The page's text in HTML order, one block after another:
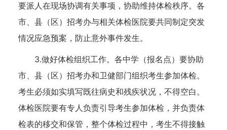
要派人在现场协调有关事项，协助维持体检秩序。各
市、县（区）招考办与相关体检医院要共同制定突发
情况应急预案，防止意外事件发生。
3.做好体检组织工作。各中学（报名点）要协助
市、县（区）招考办和卫健部门组织考生参加体检。
考生必须如实填写既往病史和残疾状况，不得空白。
体检医院要有专人负责引导考生参加体检，并负责体
检表的移交和保管，整个体检过程中，考生不得接触